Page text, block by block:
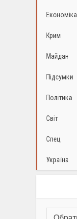
Економіка
Крим
Майдан
Підсумки
Політика
Світ
Спец
Україна